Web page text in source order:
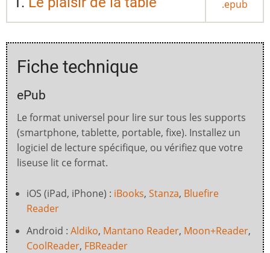
.epub
Fiche technique
ePub
Le format universel pour lire sur tous les supports
(smartphone, tablette, portable, fixe). Installez un
logiciel de lecture spécifique, ou vérifiez que votre
liseuse lit ce format.
iOS (iPad, iPhone) : iBooks, Stanza, Bluefire
Reader
Android : Aldiko, Mantano Reader, Moon+Reader,
CoolReader, FBReader